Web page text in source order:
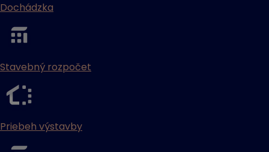
Dochádzka
Stavebný rozpočet
Priebeh výstavby